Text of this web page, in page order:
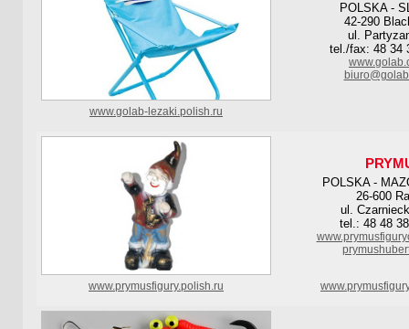
POLSKA -
42-290
ul.
tel./fax: 48 34
www.golab-lezaki.polish.ru
POLSKA -
26-600
ul.
tel.: 48 48
www.prymusfigury.polish.ru